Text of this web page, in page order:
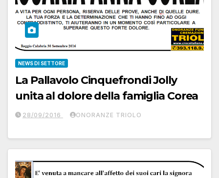
NEWS DI SETTORE
La Pallavolo Cinquefrondi Jolly
unita al dolore della famiglia Corea
28/09/2016 ONORANZE TRIOLO